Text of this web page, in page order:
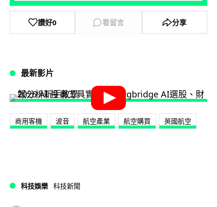
讚好0 看留言 分享
最新影片
商用客機 波音 航空產業 航空購買 英國航空
科技娛樂 科技新聞